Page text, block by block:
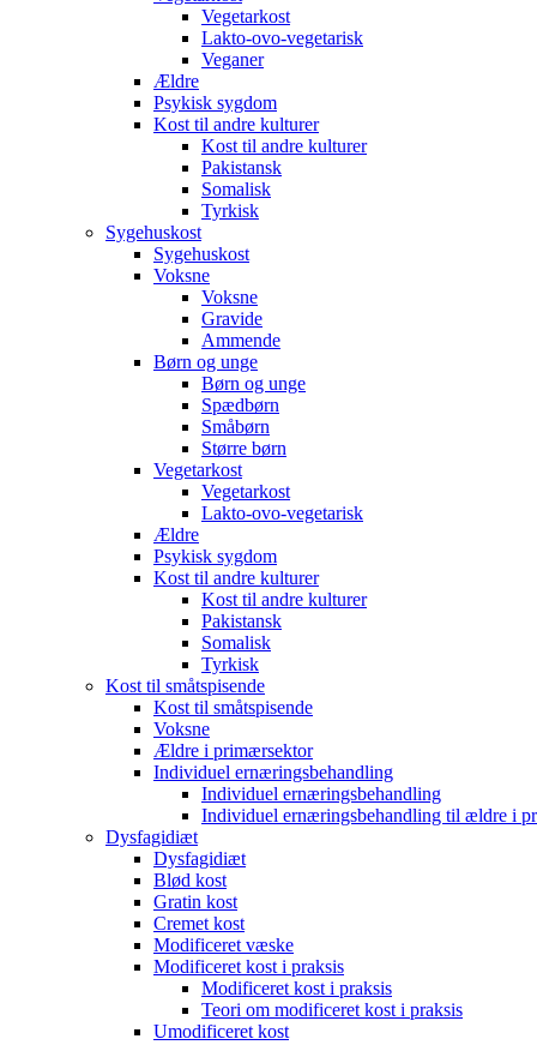
Vegetarkost
Lakto-ovo-vegetarisk
Veganer
Ældre
Psykisk sygdom
Kost til andre kulturer
Kost til andre kulturer
Pakistansk
Somalisk
Tyrkisk
Sygehuskost
Sygehuskost
Voksne
Voksne
Gravide
Ammende
Børn og unge
Børn og unge
Spædbørn
Småbørn
Større børn
Vegetarkost
Vegetarkost
Lakto-ovo-vegetarisk
Ældre
Psykisk sygdom
Kost til andre kulturer
Kost til andre kulturer
Pakistansk
Somalisk
Tyrkisk
Kost til småtspisende
Kost til småtspisende
Voksne
Ældre i primærsektor
Individuel ernæringsbehandling
Individuel ernæringsbehandling
Individuel ernæringsbehandling til ældre i
Dysfagidiæt
Dysfagidiæt
Blød kost
Gratin kost
Cremet kost
Modificeret væske
Modificeret kost i praksis
Modificeret kost i praksis
Teori om modificeret kost i praksis
Umodificeret kost